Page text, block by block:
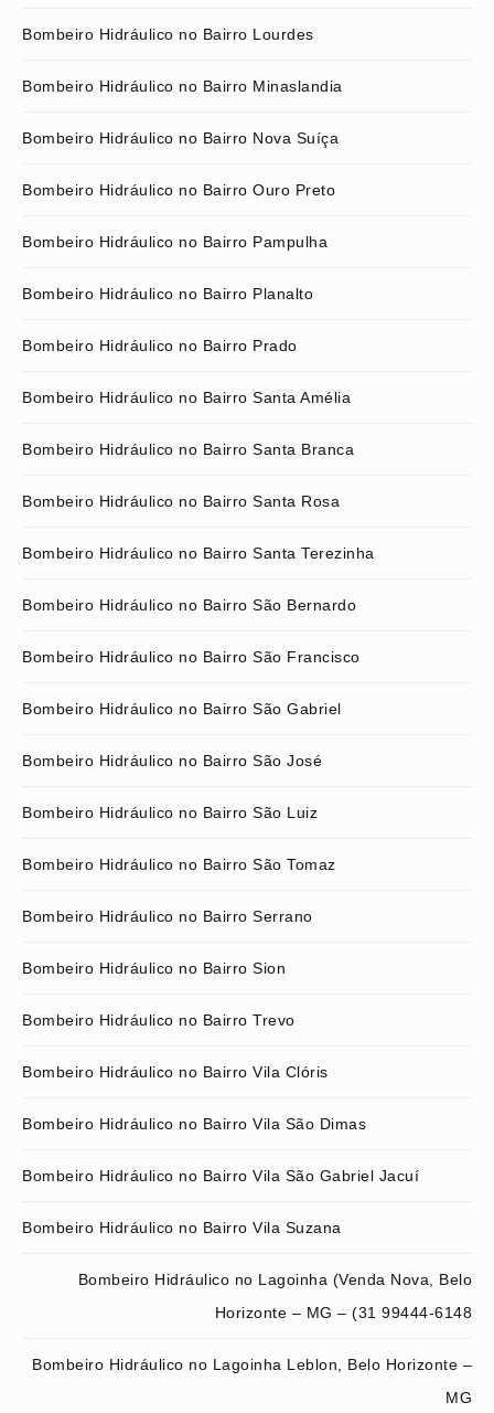
Bombeiro Hidráulico no Bairro Lourdes
Bombeiro Hidráulico no Bairro Minaslandia
Bombeiro Hidráulico no Bairro Nova Suíça
Bombeiro Hidráulico no Bairro Ouro Preto
Bombeiro Hidráulico no Bairro Pampulha
Bombeiro Hidráulico no Bairro Planalto
Bombeiro Hidráulico no Bairro Prado
Bombeiro Hidráulico no Bairro Santa Amélia
Bombeiro Hidráulico no Bairro Santa Branca
Bombeiro Hidráulico no Bairro Santa Rosa
Bombeiro Hidráulico no Bairro Santa Terezinha
Bombeiro Hidráulico no Bairro São Bernardo
Bombeiro Hidráulico no Bairro São Francisco
Bombeiro Hidráulico no Bairro São Gabriel
Bombeiro Hidráulico no Bairro São José
Bombeiro Hidráulico no Bairro São Luiz
Bombeiro Hidráulico no Bairro São Tomaz
Bombeiro Hidráulico no Bairro Serrano
Bombeiro Hidráulico no Bairro Sion
Bombeiro Hidráulico no Bairro Trevo
Bombeiro Hidráulico no Bairro Vila Clóris
Bombeiro Hidráulico no Bairro Vila São Dimas
Bombeiro Hidráulico no Bairro Vila São Gabriel Jacuí
Bombeiro Hidráulico no Bairro Vila Suzana
Bombeiro Hidráulico no Lagoinha (Venda Nova, Belo
Horizonte – MG – (31 99444-6148
Bombeiro Hidráulico no Lagoinha Leblon, Belo Horizonte –
MG